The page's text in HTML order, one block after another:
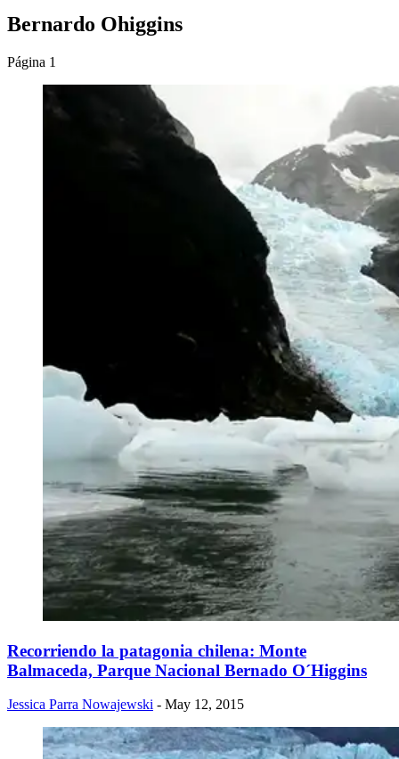
Bernardo Ohiggins
Página 1
Recorriendo la patagonia chilena: Monte
Balmaceda, Parque Nacional Bernado O´Higgins
Jessica Parra Nowajewski - May 12, 2015